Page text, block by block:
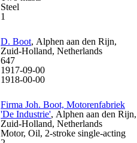
Steel
1
D. Boot, Alphen aan den Rijn,
Zuid-Holland, Netherlands
647
1917-09-00
1918-00-00
Firma Joh. Boot, Motorenfabriek
'De Industrie', Alphen aan den Rijn,
Zuid-Holland, Netherlands
Motor, Oil, 2-stroke single-acting